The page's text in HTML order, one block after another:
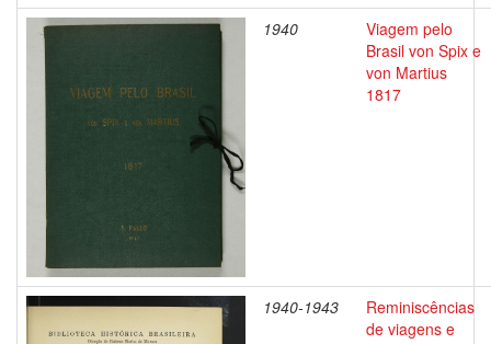
1940
Viagem pelo
Brasil von Spix e
von Martius
1817
1940-1943
Reminiscências
de viagens e